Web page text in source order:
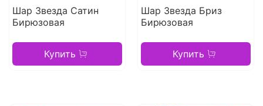
Шар Звезда Сатин
Бирюзовая
Купить
Шар Звезда Бриз
Бирюзовая
Купить